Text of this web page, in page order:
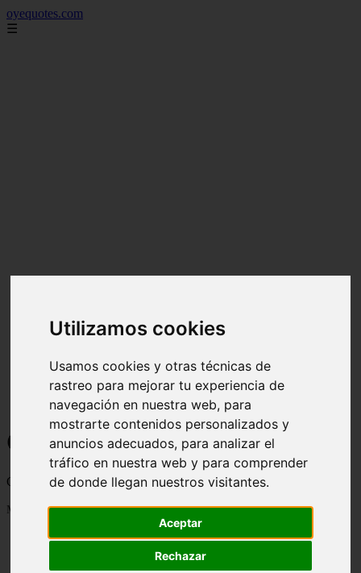
Utilizamos cookies
Usamos cookies y otras técnicas de
rastreo para mejorar tu experiencia de
navegación en nuestra web, para
mostrarte contenidos personalizados y
anuncios adecuados, para analizar el
tráfico en nuestra web y para comprender
de donde llegan nuestros visitantes.
Aceptar
Rechazar
oyequotes.com
☰
Curiosidades y Sabias que
Cosas curiosas, curiosidades, noticias impactantes y mucho mas
Mostrando 1 - 24 de 2833 artículos